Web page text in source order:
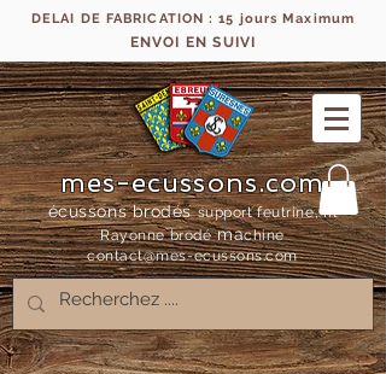
DELAI DE FABRICATION : 15 jours Maximum
ENVOI EN SUIVI
mes-ecussons.com
écussons brodés support feutrine, fil
Rayonne brodémachine
contact@mes-ecussons.com